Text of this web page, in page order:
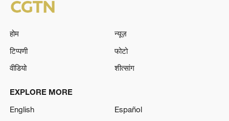
होम
न्यूज़
टिप्पणी
फोटो
वीडियो
शीत्सांग
EXPLORE MORE
English
Español